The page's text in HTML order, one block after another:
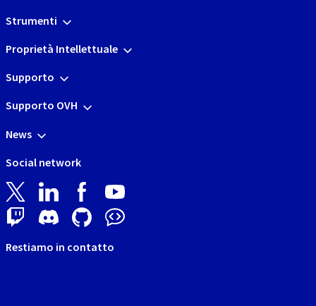
Strumenti
Proprietà Intellettuale
Supporto
Supporto OVH
News
Social network
Restiamo in contatto